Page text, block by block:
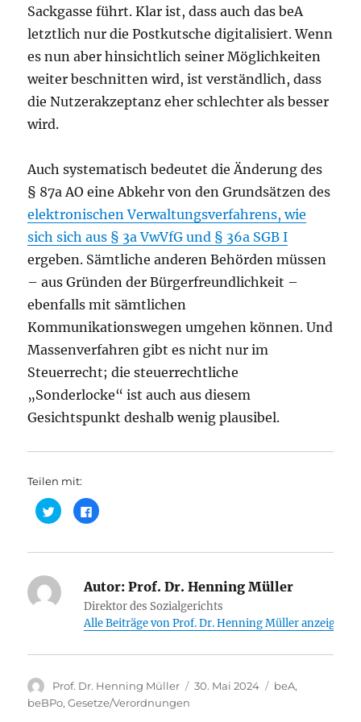
Sackgasse führt. Klar ist, dass auch das beA
letztlich nur die Postkutsche digitalisiert. Wenn
es nun aber hinsichtlich seiner Möglichkeiten
weiter beschnitten wird, ist verständlich, dass
die Nutzerakzeptanz eher schlechter als besser
wird.
Auch systematisch bedeutet die Änderung des
§ 87a AO eine Abkehr von den Grundsätzen des
elektronischen Verwaltungsverfahrens, wie
sich sich aus § 3a VwVfG und § 36a SGB I
ergeben. Sämtliche anderen Behörden müssen
– aus Gründen der Bürgerfreundlichkeit –
ebenfalls mit sämtlichen
Kommunikationswegen umgehen können. Und
Massenverfahren gibt es nicht nur im
Steuerrecht; die steuerrechtliche
„Sonderlocke“ ist auch aus diesem
Gesichtspunkt deshalb wenig plausibel.
Teilen mit:
K
l
,
ü
b
e
t
r
z
u
t
K
l
,
a
u
f
F
a
c
b
k
z
u
t
Autor: Prof. Dr. Henning Müller
Direktor des Sozialgerichts
Alle Beiträge von Prof. Dr. Henning Müller anzeigen
Autor
Prof. Dr. Henning Müller
Veröffentlicht
30. Mai 2024 Kategorien
beA,
beBPo,Gesetze/Verordnungen